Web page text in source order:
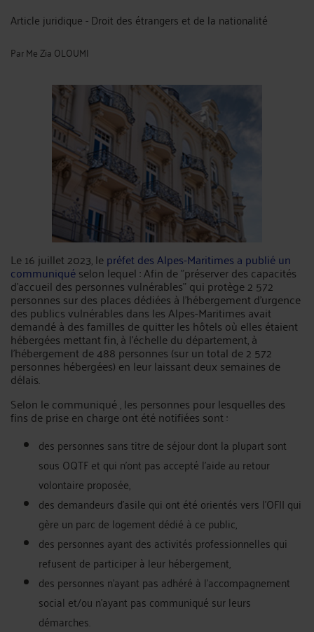
Article juridique - Droit des étrangers et de la nationalité
ParMe Zia OLOUMI
Le 16 juillet 2023, lepréfet des Alpes-Maritimes a publié un
communiquéselon lequel : Afin de "préserver des capacités
d'accueil des personnes vulnérables" qui protège 2 572
personnes sur des places dédiées à l'hébergement d'urgence
des publics vulnérables dans les Alpes-Maritimes avait
demandé à des familles de quitter les hôtels où elles étaient
hébergées mettant fin, à l'échelle du département, à
l'hébergement de 488 personnes (sur un total de 2 572
personnes hébergées) en leur laissant deux semaines de
délais.
Selon le communiqué , les personnes pour lesquelles des
fins de prise en charge ont été notifiées sont :
des personnes sans titre de séjour dont la plupart sont
sous OQTF et qui n'ont pas accepté l'aide au retour
volontaire proposée,
des demandeurs d'asile qui ont été orientés vers l'OFII qui
gère un parc de logement dédié à ce public,
des personnes ayant des activités professionnelles qui
refusent de participer à leur hébergement,
des personnes n'ayant pas adhéré à l'accompagnement
social et/ou n'ayant pas communiqué sur leurs
démarches.